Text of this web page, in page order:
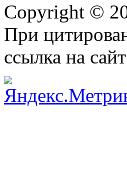
Copyright ©
При
ссылка на